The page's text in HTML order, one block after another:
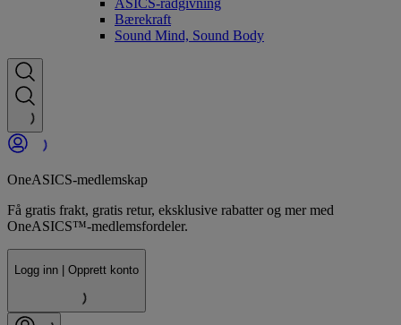
ASICS-rådgivning
Bærekraft
Sound Mind, Sound Body
OneASICS-medlemskap
Få gratis frakt, gratis retur, eksklusive rabatter og mer med
OneASICS™-medlemsfordeler.
Logg inn | Opprett konto